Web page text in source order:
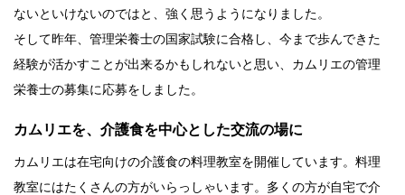
ないといけないのではと、強く思うようになりました。
そして昨年、管理栄養士の国家試験に合格し、今まで歩んできた
経験が活かすことが出来るかもしれないと思い、カムリエの管理
栄養士の募集に応募をしました。
カムリエを、介護食を中心とした交流の場に
カムリエは在宅向けの介護食の料理教室を開催しています。料理
教室にはたくさんの方がいらっしゃいます。多くの方が自宅で介